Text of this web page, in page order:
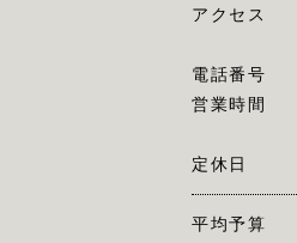
アクセス
電話番号
営業時間
定休日
平均予算